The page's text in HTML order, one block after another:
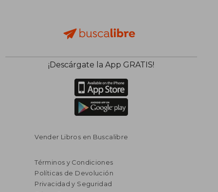
¡Descárgate la App GRATIS!
Vender Libros en Buscalibre
Términos y Condiciones
Políticas de Devolución
Privacidad y Seguridad